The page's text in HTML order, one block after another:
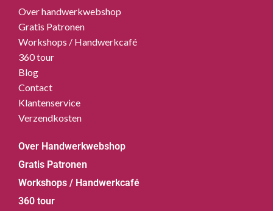
Over handwerkwebshop
Gratis Patronen
Workshops / Handwerkcafé
360 tour
Blog
Contact
Klantenservice
Verzendkosten
Over Handwerkwebshop
Gratis Patronen
Workshops / Handwerkcafé
360 tour